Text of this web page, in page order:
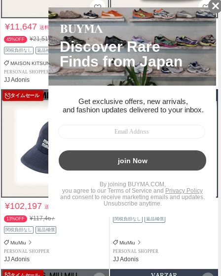
¥11,647送料込
45%OFF ¥21,516
関税負担なし 返品補償
MAISON KITSUNE
PERSONAL SHOPPER
JJ Adonis
¥151,490送料込
関税負担なし 返品補償
CHANEL
PERSONAL SHOPPER
JJ Adonis
タイムセール
¥102,197送料込
13%OFF ¥117,467
関税負担なし 返品補償
MiuMiu
PERSONAL SHOPPER
JJ Adonis
¥103,399送料込
関税負担なし 返品補償
MiuMiu
PERSONAL SHOPPER
JJ Adonis